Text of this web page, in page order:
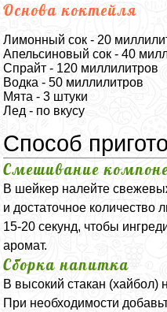
Основа коктейля
Лимонный сок - 20
Апельсиновый сок - 40
Спрайт - 120 миллилитров
Водка - 50 миллилитров
Мята - 3 штуки
Лед - по вкусу
Способ
Смешивание
В шейкер налейте
и достаточное количество
15-20 секунд, чтобы
аромат.
Сборка напитка
В высокий стакан (хайбол)
При необходимости